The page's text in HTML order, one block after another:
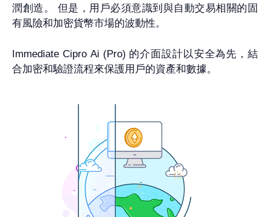
潤創造。 但是，用戶必須意識到與自動交易相關的固
有風險和加密貨幣市場的波動性。
Immediate Cipro Ai (Pro) 的介面設計以安全為先，結
合加密和驗證流程來保護用戶的資產和數據。